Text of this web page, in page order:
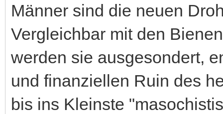
Männer sind die neuen
Vergleichbar mit den
werden sie ausgesondert,
und finanziellen Ruin des
bis ins Kleinste